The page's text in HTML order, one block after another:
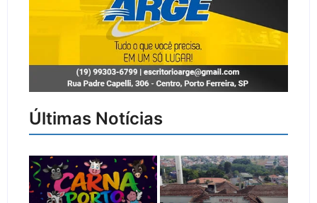
Últimas Notícias